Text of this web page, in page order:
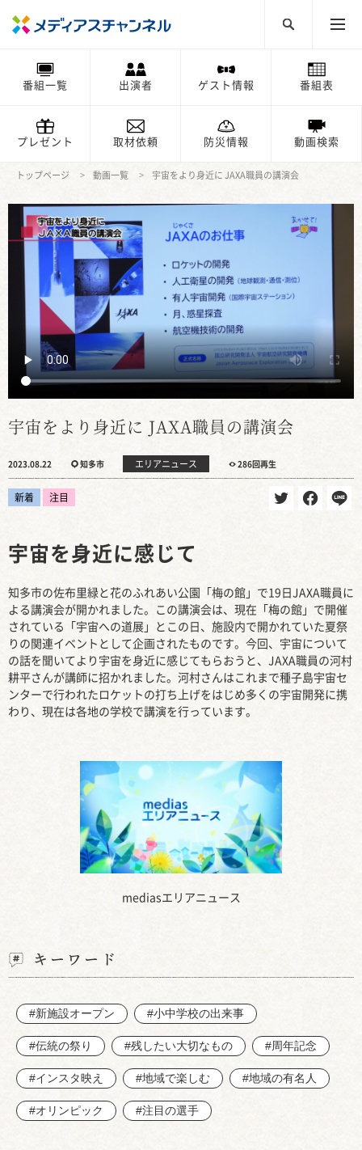
番組一覧 出演者 ゲスト情報 番組表
プレゼント 取材依頼 防災情報 動画検索
トップページ 動画一覧 宇宙をより身近に JAXA職員の講演会
宇宙をより身近に JAXA職員の講演会
2023.08.22 知多市 エリアニュース 286回再生
新着 注目
mediasエリアニュース
宇宙を身近に感じて
知多市の佐布里緑と花のふれあい公園「梅の館」で19日JAXA職員に
よる講演会が開かれました。この講演会は、現在「梅の館」で開催
されている「宇宙への道展」とこの日、施設内で開かれていた夏祭
りの関連イベントとして企画されたものです。今回、宇宙について
の話を聞いてより宇宙を身近に感じてもらおうと、JAXA職員の河村
耕平さんが講師に招かれました。河村さんはこれまで種子島宇宙セ
ンターで行われたロケットの打ち上げをはじめ多くの宇宙開発に携
わり、現在は各地の学校で講演を行っています。
キーワード
#新施設オープン #小中学校の出来事
#伝統の祭り #残したい大切なもの #周年記念
#インスタ映え #地域で楽しむ #地域の有名人
#オリンピック #注目の選手